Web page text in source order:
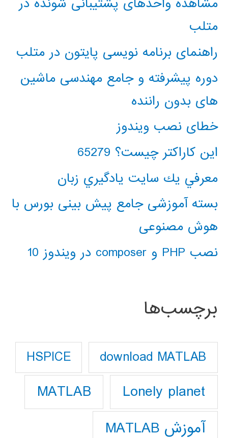
متلب
راهنمای برنامه نویسی پایتون در متلب
دوره پیشرفته و جامع مهندسی ماشین
های بدون راننده
خطای نصب ویندوز
این کاراکتر چیست؟ 65279
معرفي يك سايت يادگيري زبان
بسته آموزشی جامع پیش بینی بورس با
هوش مصنوعی
نصب PHP و composer در ویندوز 10
برچسب‌ها
download MATLAB
HSPICE
Lonely planet
MATLAB
آموزش MATLAB